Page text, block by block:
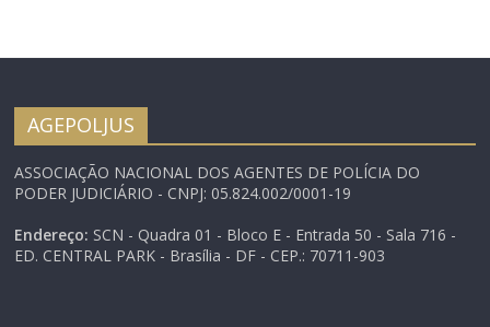
AGEPOLJUS
ASSOCIAÇÃO NACIONAL DOS AGENTES DE POLÍCIA DO
PODER JUDICIÁRIO - CNPJ: 05.824.002/0001-19
Endereço: SCN - Quadra 01 - Bloco E - Entrada 50 - Sala 716 -
ED. CENTRAL PARK - Brasília - DF - CEP.: 70711-903